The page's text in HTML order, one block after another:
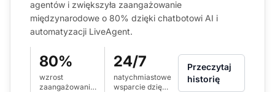
agentów i zwiększyła zaangażowanie
międzynarodowe o 80% dzięki chatbotowi AI i
automatyzacji LiveAgent.
80%
wzrost
zaangażowania
24/7
natychmiastowe
wsparcie dzięki
Przeczytaj
historię